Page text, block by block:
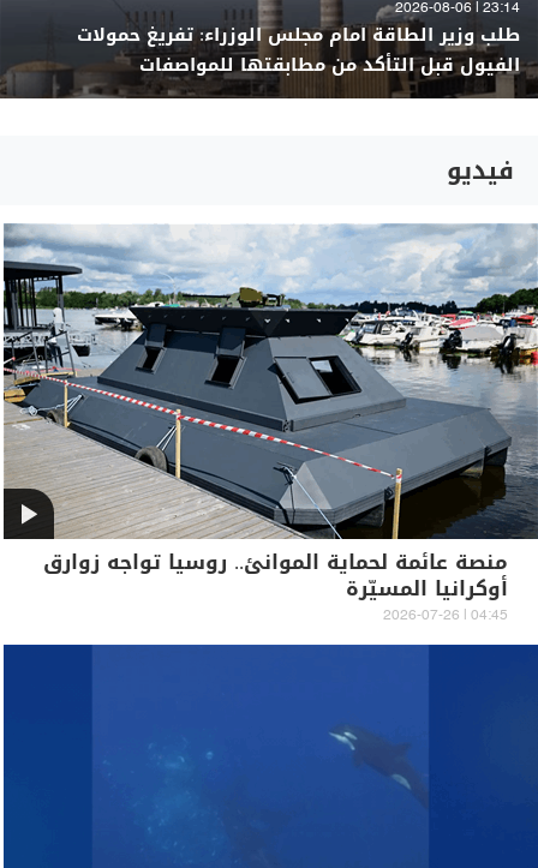
23:14 | 2026-08-06
طلب وزير الطاقة امام مجلس الوزراء: تفريغ حمولات
الفيول قبل التأكد من مطابقتها للمواصفات
فيديو
منصة عائمة لحماية الموانئ.. روسيا تواجه زوارق
أوكرانيا المسيّرة
04:45 | 2026-07-26